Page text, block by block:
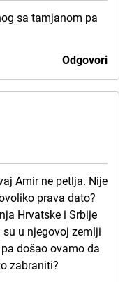
sa tamjanom pa
Odgovori
Amir ne petlja. Nije
prava dato?
Hrvatske i Srbije
u njegovoj zemlji
došao ovamo da
zabraniti?